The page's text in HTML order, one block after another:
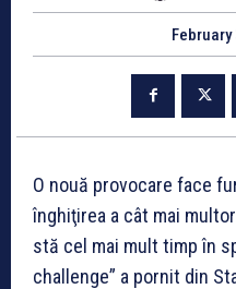
February
O nouă provocare face
înghiţirea a cât mai
stă cel mai mult timp în
challenge” a pornit din